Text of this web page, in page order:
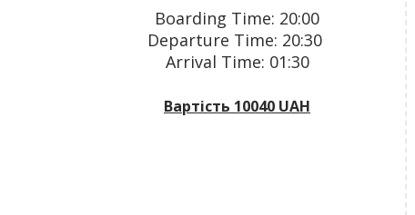
Boarding Time: 20:00
Departure Time: 20:30
Arrival Time: 01:30
Вартість 10040 UAH